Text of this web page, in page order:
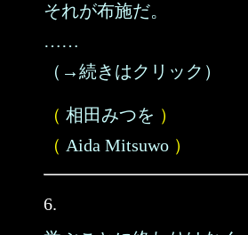
それが布施だ。
……
（→続きはクリック）
（ 相田みつを ）
（ Aida Mitsuwo ）
6.